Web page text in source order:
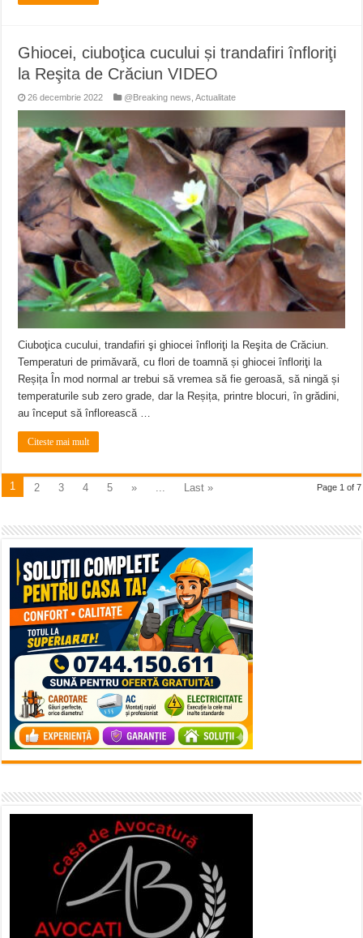
Ghiocei, ciuboţica cucului și trandafiri înfloriţi
la Reşita de Crăciun VIDEO
26 decembrie 2022 @Breaking news ,Actualitate
Ciuboţica cucului, trandafiri şi ghiocei înfloriţi la Reşita de Crăciun.
Temperaturi de primăvară, cu flori de toamnă și ghiocei înfloriţi la
Reșița În mod normal ar trebui să vremea să fie geroasă, să ningă și
temperaturile sub zero grade, dar la Reșița, printre blocuri, în grădini,
au început să înflorească …
Citeste mai mult
Page 1 of 7
1 2 3 4 5 » Last »